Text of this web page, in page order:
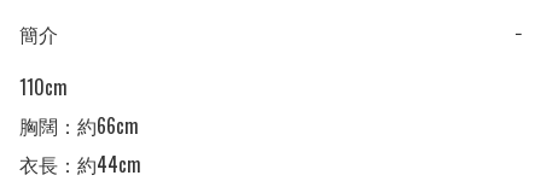
簡介
−
110cm
胸闊：約66cm
衣長：約44cm